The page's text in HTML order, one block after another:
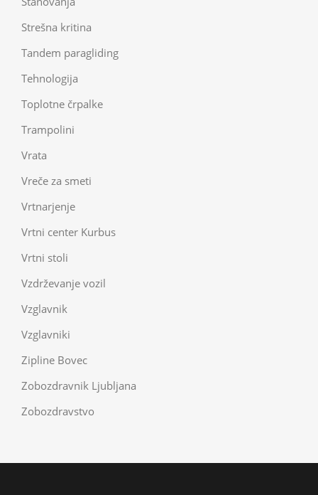
Strešna kritina
Tandem paragliding
Tehnologija
Toplotne črpalke
Trampolini
Vrata
Vreče za smeti
Vrtnarjenje
Vrtni center Kurbus
Vrtni stoli
Vzdrževanje vozil
Vzglavnik
Vzglavniki
Zipline Bovec
Zobozdravnik Ljubljana
Zobozdravstvo